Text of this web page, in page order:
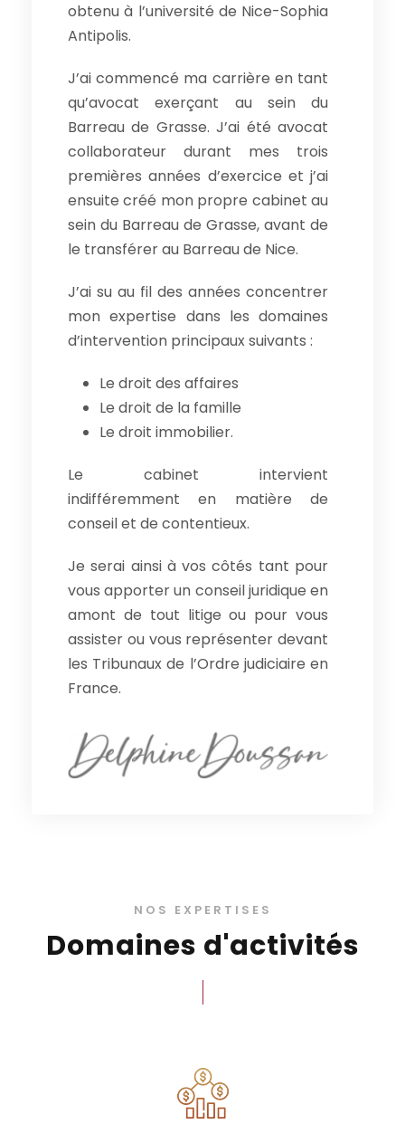
obtenu à l’université de Nice-Sophia
Antipolis.
J’ai commencé ma carrière en tant
qu’avocat exerçant au sein du
Barreau de Grasse. J’ai été avocat
collaborateur durant mes trois
premières années d’exercice et j’ai
ensuite créé mon propre cabinet au
sein du Barreau de Grasse, avant de
le transférer au Barreau de Nice.
J’ai su au fil des années concentrer
mon expertise dans les domaines
d’intervention principaux suivants :
Le droit des affaires
Le droit de la famille
Le droit immobilier.
Le cabinet intervient
indifféremment en matière de
conseil et de contentieux.
Je serai ainsi à vos côtés tant pour
vous apporter un conseil juridique en
amont de tout litige ou pour vous
assister ou vous représenter devant
les Tribunaux de l’Ordre judiciaire en
France.
NOS EXPERTISES
Domaines d'activités